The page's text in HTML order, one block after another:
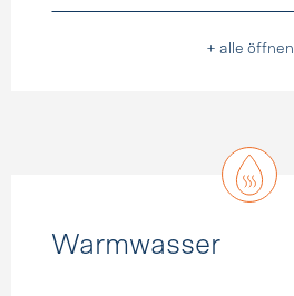
+ alle öffnen
Warmwasser